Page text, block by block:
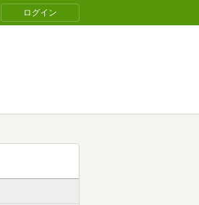
ログイン